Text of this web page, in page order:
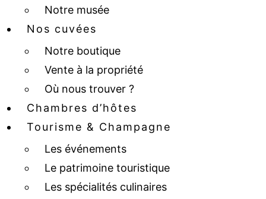
Notre musée
Nos cuvées
Notre boutique
Vente à la propriété
Où nous trouver ?
Chambres d’hôtes
Tourisme & Champagne
Les événements
Le patrimoine touristique
Les spécialités culinaires